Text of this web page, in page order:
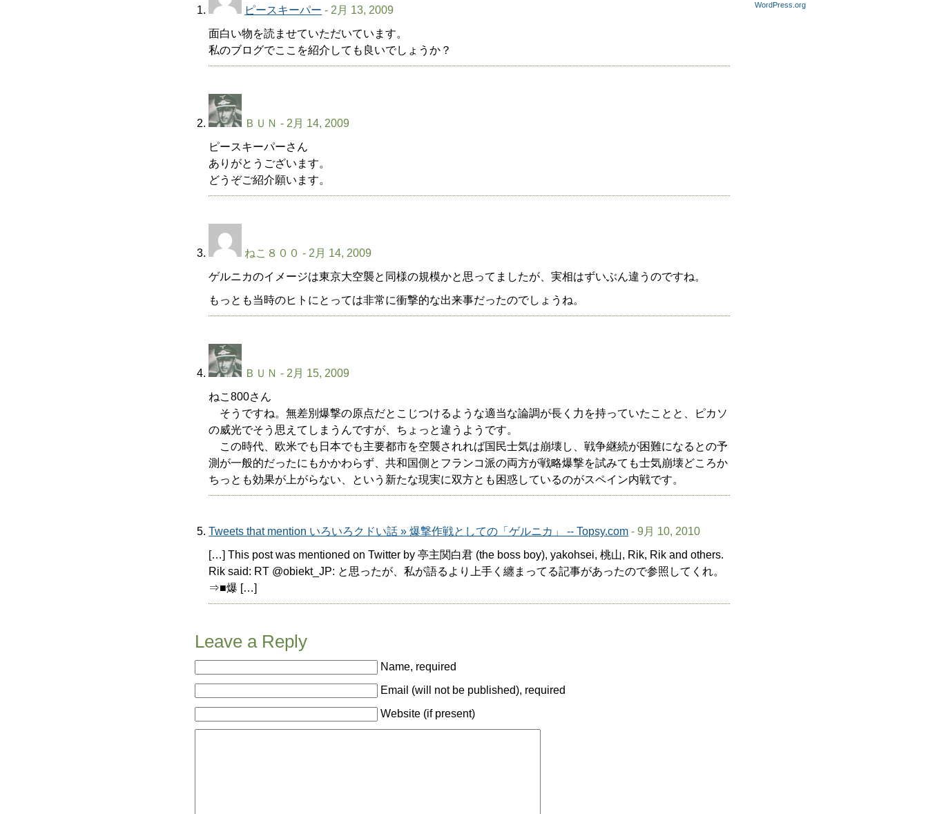
ピースキーパー - 2月 13, 2009
面白い物を読ませていただいています。
私のブログでここを紹介しても良いでしょうか？
ＢＵＮ - 2月 14, 2009
ピースキーパーさん
ありがとうございます。
どうぞご紹介願います。
ねこ８００ - 2月 14, 2009
ゲルニカのイメージは東京大空襲と同様の規模かと思ってましたが、実相はずいぶん違うのですね。
もっとも当時のヒトにとっては非常に衝撃的な出来事だったのでしょうね。
ＢＵＮ - 2月 15, 2009
ねこ800さん
そうですね。無差別爆撃の原点だとこじつけるような適当な論調が長く力を持っていたことと、ピカソ
の威光でそう思えてしまうんですが、ちょっと違うようです。
この時代、欧米でも日本でも主要都市を空襲されれば国民士気は崩壊し、戦争継続が困難になるとの予
測が一般的だったにもかかわらず、共和国側とフランコ派の両方が戦略爆撃を試みても士気崩壊どころか
ちっとも効果が上がらない、という新たな現実に双方とも困惑しているのがスペイン内戦です。
Tweets that mention いろいろクドい話 » 爆撃作戦としての「ゲルニカ」 -- Topsy.com - 9月 10, 2010
[…] This post was mentioned on Twitter by 亭主関白君 (the boss boy), yakohsei, 桃山, Rik, Rik and others.
Rik said: RT @obiekt_JP: と思ったが、私が語るより上手く纏まってる記事があったので参照してくれ。
⇒■爆 […]
Leave a Reply
Name, required
Email (will not be published), required
Website (if present)
WordPress.org